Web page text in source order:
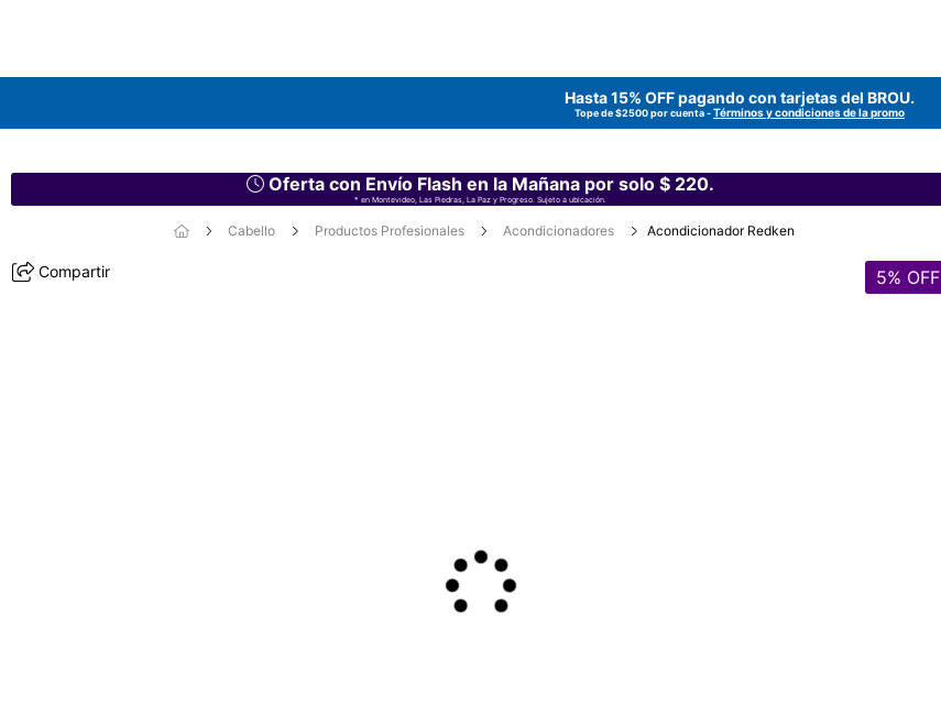
Hasta 15% OFF pagando con tarjetas del BROU.
Tope de $2500 por cuenta -Términos y condiciones de la promo
Oferta con Envío Flash en la Mañana por solo $ 220.
* en Montevideo, Las Piedras, La Paz y Progreso. Sujeto a ubicación.
Cabello Productos Profesionales Acondicionadores Acondicionador Redken
Compartir 5% OFF